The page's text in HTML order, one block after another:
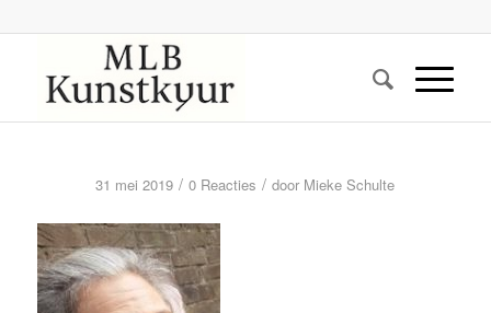
31 mei 2019 / 0 Reacties / door Mieke Schulte